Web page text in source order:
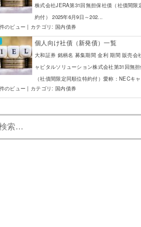
USD JTG証券
AUD 野村証券
USD JTG証券
TRY JTG証券
株式会社JERA第31回無担保社債（社債間限
約付） 2025年6月9日～202...
のビュー | カテゴリ: 国内債券
個人向け社債（新発債）一覧
大和証券 銘柄名 募集期間 金利 期間 販売会
ャピタルソリューション株式会社第31回無
（社債間限定同順位特約付）愛称：NECキ
のビュー | カテゴリ: 国内債券